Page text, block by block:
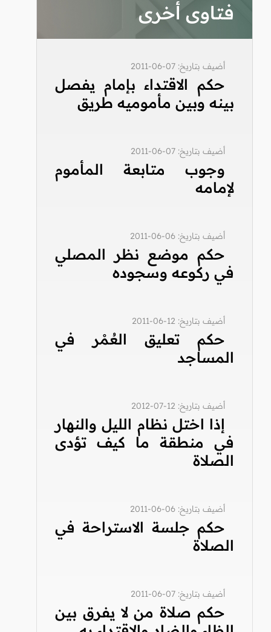
فتاوى أخرى
أضيف بتاريخ: 07-06-2011
حكم الاقتداء بإمام يفصل
بينه وبين مأموميه طريق
أضيف بتاريخ: 07-06-2011
وجوب متابعة المأموم
لإمامه
أضيف بتاريخ: 06-06-2011
حكم موضع نظر المصلي
في ركوعه وسجوده
أضيف بتاريخ: 12-06-2011
حكم تعليق العُمْر في
المساجد
أضيف بتاريخ: 12-07-2012
إذا اختل نظام الليل والنهار
في منطقة ما كيف تؤدى
الصلاة
أضيف بتاريخ: 06-06-2011
حكم جلسة الاستراحة في
الصلاة
أضيف بتاريخ: 07-06-2011
حكم صلاة من لا يفرق بين